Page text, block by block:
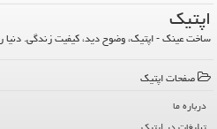
اپتیك
ساخت عینک - اپتیک، وضوح دید، کیفیت زندگی. دنیا
صفحات اپتیك
درباره ما